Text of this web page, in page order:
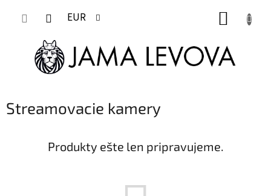
EUR
Streamovacie kamery
Produkty ešte len pripravujeme.